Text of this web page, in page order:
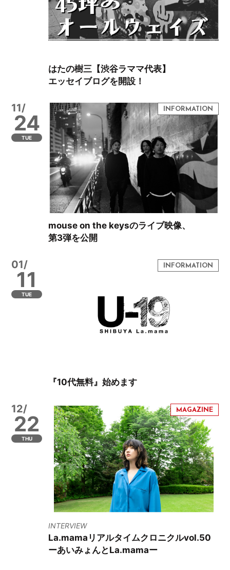
はたの樹三【渋谷ラママ代表】
エッセイブログを開設！
11/
24
TUE
mouse on the keysのライブ映像、
第3弾を公開
01/
11
TUE
『10代無料』始めます
12/
22
THU
INTERVIEW
La.mamaリアルタイムクロニクルvol.50
ーあいみょんとLa.mamaー